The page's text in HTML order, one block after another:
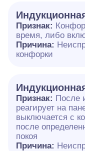
Признак:
время, либо
Причина:
конфорки
Признак: После
реагирует на
выключается с
после
покоя
Причина: